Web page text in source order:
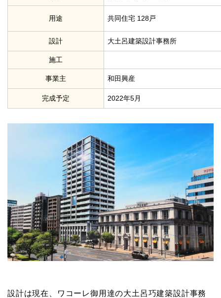
用途 共同住宅 128戸
設計 大土呂建築設計事務所
施工
事業主 和田興産
完成予定 2022年5月
設計は現在、ワコーレ御用達の大土呂巧建築設計事務